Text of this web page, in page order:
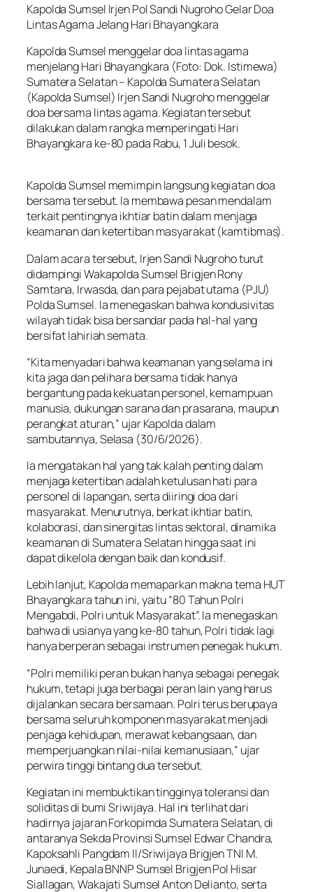
Kapolda Sumsel Irjen Pol Sandi Nugroho Gelar Doa
Lintas Agama Jelang Hari Bhayangkara
Kapolda Sumsel menggelar doa lintas agama
menjelang Hari Bhayangkara (Foto: Dok. Istimewa)
Sumatera Selatan – Kapolda Sumatera Selatan
(Kapolda Sumsel) Irjen Sandi Nugroho menggelar
doa bersama lintas agama. Kegiatan tersebut
dilakukan dalam rangka memperingati Hari
Bhayangkara ke-80 pada Rabu, 1 Juli besok.
Kapolda Sumsel memimpin langsung kegiatan doa
bersama tersebut. Ia membawa pesan mendalam
terkait pentingnya ikhtiar batin dalam menjaga
keamanan dan ketertiban masyarakat (kamtibmas).
Dalam acara tersebut, Irjen Sandi Nugroho turut
didampingi Wakapolda Sumsel Brigjen Rony
Samtana, Irwasda, dan para pejabat utama (PJU)
Polda Sumsel. Ia menegaskan bahwa kondusivitas
wilayah tidak bisa bersandar pada hal-hal yang
bersifat lahiriah semata.
“Kita menyadari bahwa keamanan yang selama ini
kita jaga dan pelihara bersama tidak hanya
bergantung pada kekuatan personel, kemampuan
manusia, dukungan sarana dan prasarana, maupun
perangkat aturan,” ujar Kapolda dalam
sambutannya, Selasa (30/6/2026).
Ia mengatakan hal yang tak kalah penting dalam
menjaga ketertiban adalah ketulusan hati para
personel di lapangan, serta diiringi doa dari
masyarakat. Menurutnya, berkat ikhtiar batin,
kolaborasi, dan sinergitas lintas sektoral, dinamika
keamanan di Sumatera Selatan hingga saat ini
dapat dikelola dengan baik dan kondusif.
Lebih lanjut, Kapolda memaparkan makna tema HUT
Bhayangkara tahun ini, yaitu “80 Tahun Polri
Mengabdi, Polri untuk Masyarakat”. Ia menegaskan
bahwa di usianya yang ke-80 tahun, Polri tidak lagi
hanya berperan sebagai instrumen penegak hukum.
“Polri memiliki peran bukan hanya sebagai penegak
hukum, tetapi juga berbagai peran lain yang harus
dijalankan secara bersamaan. Polri terus berupaya
bersama seluruh komponen masyarakat menjadi
penjaga kehidupan, merawat kebangsaan, dan
memperjuangkan nilai-nilai kemanusiaan,” ujar
perwira tinggi bintang dua tersebut.
Kegiatan ini membuktikan tingginya toleransi dan
soliditas di bumi Sriwijaya. Hal ini terlihat dari
hadirnya jajaran Forkopimda Sumatera Selatan, di
antaranya Sekda Provinsi Sumsel Edwar Chandra,
Kapoksahli Pangdam II/Sriwijaya Brigjen TNI M.
Junaedi, Kepala BNNP Sumsel Brigjen Pol Hisar
Siallagan, Wakajati Sumsel Anton Delianto, serta